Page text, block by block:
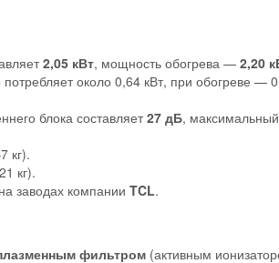
2,05 кВт, мощность обогрева — 2,20
около 0,64 кВт, при обогреве —
блока составляет27 дБ,
кг).
кг).
заводах компании TCL.
фильтром(активным